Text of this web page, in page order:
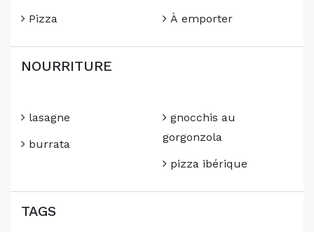
Pizza
À emporter
NOURRITURE
lasagne
burrata
gnocchis au
gorgonzola
pizza ibérique
TAGS